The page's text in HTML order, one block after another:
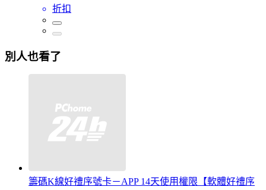
折扣
別人也看了
籌碼K線好禮序號卡－APP 14天使用權限【軟體好禮序